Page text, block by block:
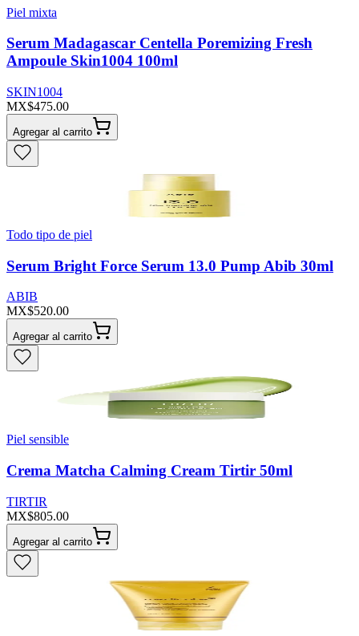
Piel mixta
Serum Madagascar Centella Poremizing Fresh
Ampoule Skin1004 100ml
SKIN1004
MX$475.00
Agregar al carrito
Todo tipo de piel
Serum Bright Force Serum 13.0 Pump Abib 30ml
ABIB
MX$520.00
Agregar al carrito
Piel sensible
Crema Matcha Calming Cream Tirtir 50ml
TIRTIR
MX$805.00
Agregar al carrito